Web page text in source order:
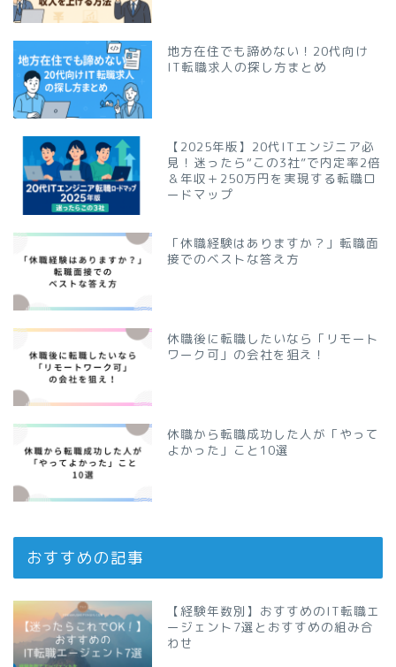
地方在住でも諦めない！20代向け
IT転職求人の探し方まとめ
【2025年版】20代ITエンジニア必
見！迷ったら“この3社”で内定率2倍
＆年収＋250万円を実現する転職ロ
ードマップ
「休職経験はありますか？」転職面
接でのベストな答え方
休職後に転職したいなら「リモート
ワーク可」の会社を狙え！
休職から転職成功した人が「やって
よかった」こと10選
おすすめの記事
【経験年数別】おすすめのIT転職エ
ージェント7選とおすすめの組み合
わせ